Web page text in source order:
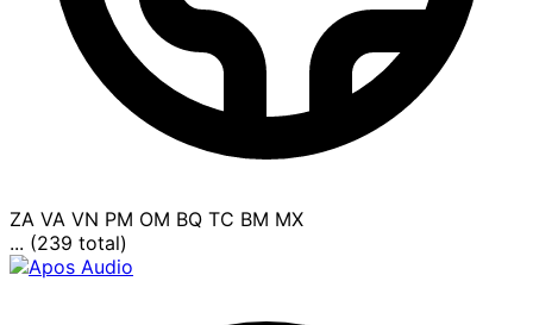
ZA VA VN PM OM BQ TC BM MX
... (239 total)